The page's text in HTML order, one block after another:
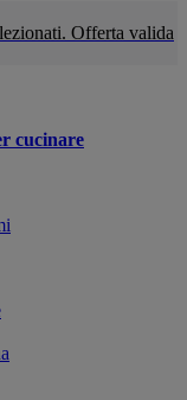
Offerta valida
cucinare